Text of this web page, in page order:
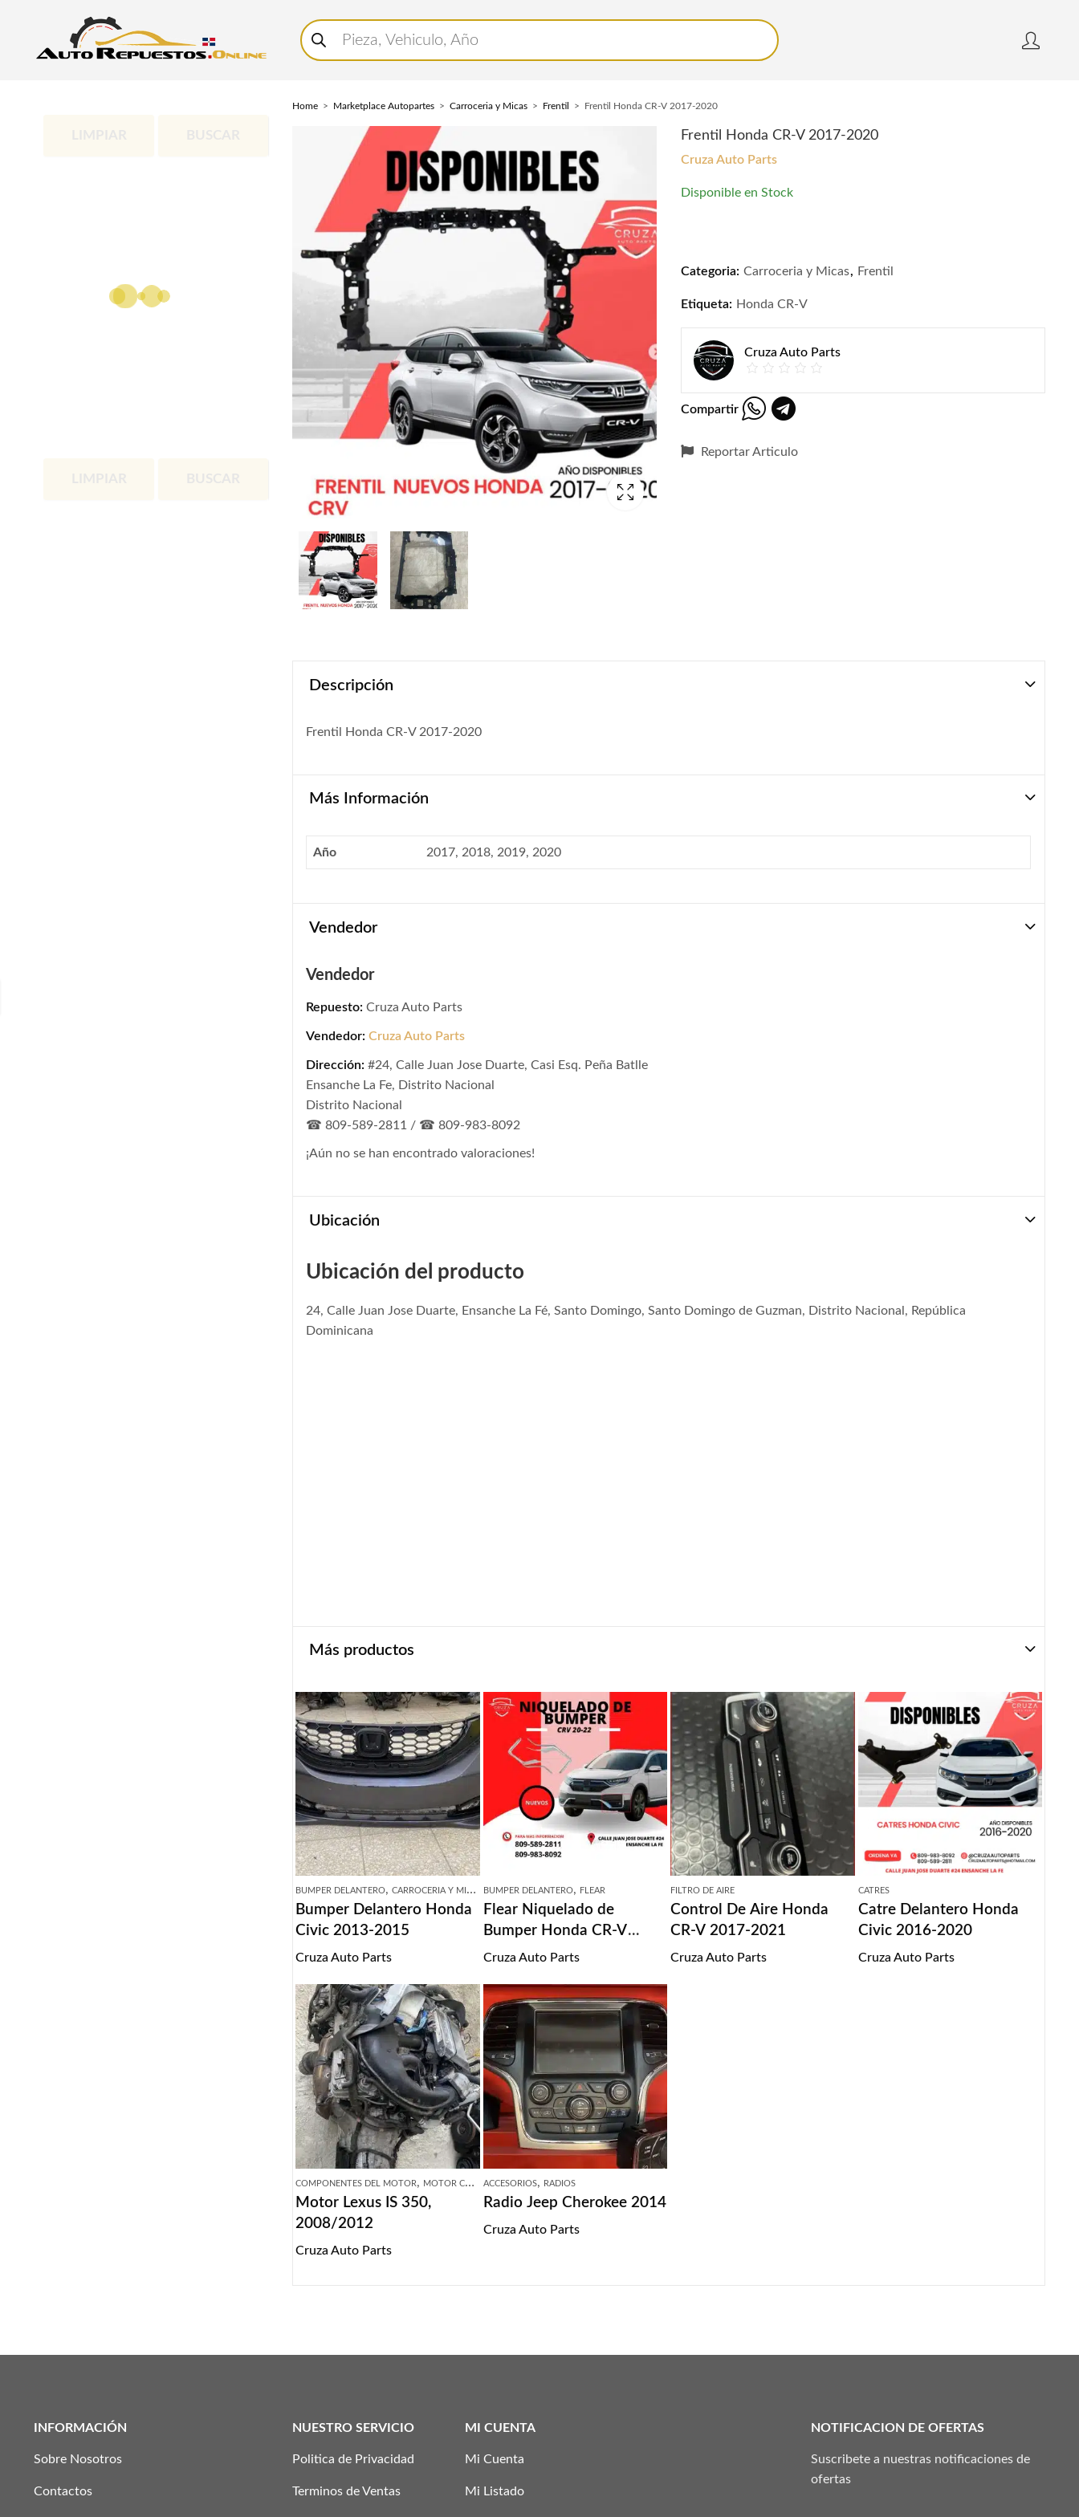
Buscar
productos
Home Marketplace Autopartes Carroceria y Micas Frentil Frentil Honda CR-V 2017-2020
Frentil Honda CR-V 2017-2020
Cruza Auto Parts
Disponible en Stock
Categoria: Carroceria y Micas, Frentil
Etiqueta: Honda CR-V
Cruza Auto Parts
Compartir
Reportar Articulo
Descripción
Frentil Honda CR-V 2017-2020
Más Información
Año 2017, 2018, 2019, 2020
Vendedor
Vendedor
Repuesto: Cruza Auto Parts
Vendedor:Cruza Auto Parts
Dirección: #24, Calle Juan Jose Duarte, Casi Esq. Peña Batlle
Ensanche La Fe, Distrito Nacional
Distrito Nacional
☎ 809-589-2811 / ☎ 809-983-8092
¡Aún no se han encontrado valoraciones!
Ubicación
Ubicación del producto
24, Calle Juan Jose Duarte, Ensanche La Fé, Santo Domingo, Santo Domingo de Guzman, Distrito Nacional, República
Dominicana
Más productos
BUMPER DELANTERO,CARROCERIA Y MICAS
Bumper Delantero Honda
Civic 2013-2015
Cruza Auto Parts
BUMPER DELANTERO, FLEAR
Flear Niquelado de
Bumper Honda CR-V
2020-2022
Cruza Auto Parts
FILTRO DE AIRE
Control De Aire Honda
CR-V 2017-2021
Cruza Auto Parts
CATRES
Catre Delantero Honda
Civic 2016-2020
Cruza Auto Parts
COMPONENTES DEL MOTOR, MOTOR COMPLETO
Motor Lexus IS 350,
2008/2012
Cruza Auto Parts
ACCESORIOS, RADIOS
Radio Jeep Cherokee 2014
Cruza Auto Parts
INFORMACIÓN
Sobre Nosotros
Contactos
NUESTRO SERVICIO
Politica de Privacidad
Terminos de Ventas
MI CUENTA
Mi Cuenta
Mi Listado
NOTIFICACION DE OFERTAS
Suscribete a nuestras notificaciones de
ofertas